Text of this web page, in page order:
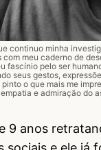
continuo minha
com meu caderno de
fascínio pelo ser
seus gestos,
pinto o que mais me
e admiração do
9 anos